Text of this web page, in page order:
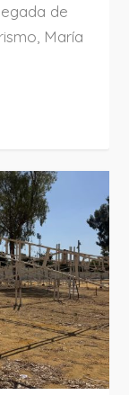
de
María